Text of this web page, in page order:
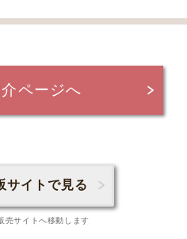
ページへ
サイトで見る
売サイトへ移動します